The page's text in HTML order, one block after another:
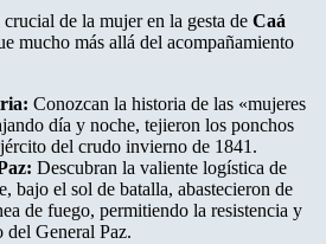
de la mujer en la gesta de Caá
mucho más allá del acompañamiento
Conozcan la historia de las «mujeres
día y noche, tejieron los ponchos
del crudo invierno de 1841.
Descubran la valiente logística de
bajo el sol de batalla, abastecieron de
de fuego, permitiendo la resistencia y
del General Paz.